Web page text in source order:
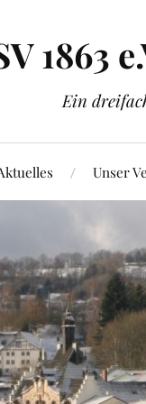
1863
Ein
Unser